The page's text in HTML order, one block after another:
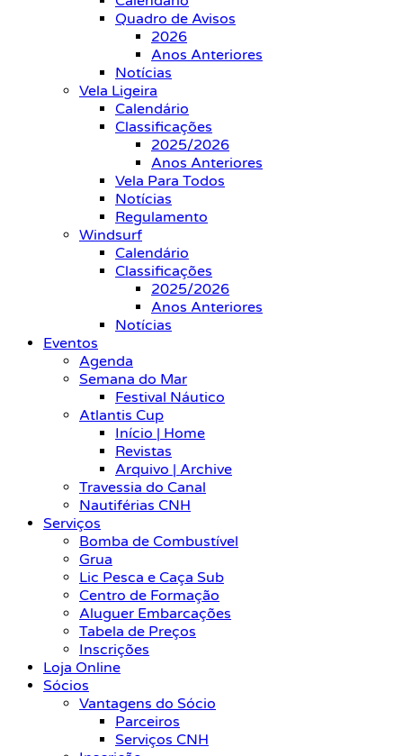
Quadro de Avisos
2026
Anos Anteriores
Notícias
Vela Ligeira
Calendário
Classificações
2025/2026
Anos Anteriores
Vela Para Todos
Notícias
Regulamento
Windsurf
Calendário
Classificações
2025/2026
Anos Anteriores
Notícias
Eventos
Agenda
Semana do Mar
Festival Náutico
Atlantis Cup
Início | Home
Revistas
Arquivo | Archive
Travessia do Canal
Nautiférias CNH
Serviços
Bomba de Combustível
Grua
Lic Pesca e Caça Sub
Centro de Formação
Aluguer Embarcações
Tabela de Preços
Inscrições
Loja Online
Sócios
Vantagens do Sócio
Parceiros
Serviços CNH